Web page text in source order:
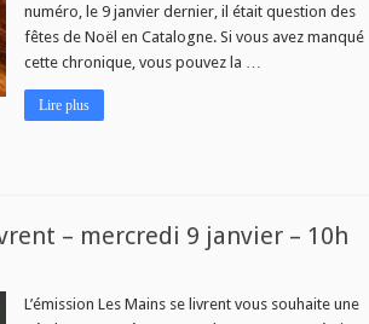
numéro, le 9 janvier dernier, il était question des
fêtes de Noël en Catalogne. Si vous avez manqué
cette chronique, vous pouvez la …
Lire plus
– mercredi 9 janvier – 10h
L’émission Les Mains se livrent vous souhaite une